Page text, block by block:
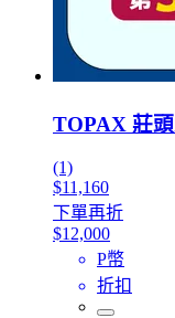
TOPAX 莊
(1)
$11,160
下單再折
$12,000
P幣
折扣